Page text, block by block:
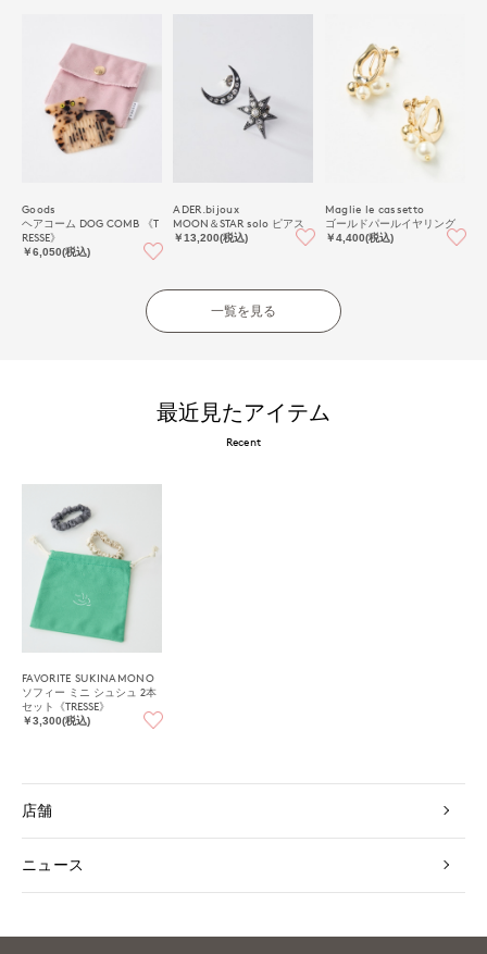
Goods
ヘアコーム DOG COMB 《T
RESSE》
￥6,050(税込)
ADER.bijoux
MOON＆STAR solo ピアス
￥13,200(税込)
Maglie le cassetto
ゴールドパールイヤリング
￥4,400(税込)
一覧を見る
最近見たアイテム
Recent
FAVORITE SUKINAMONO
ソフィー ミニ シュシュ 2本
セット《TRESSE》
￥3,300(税込)
店舗
ニュース